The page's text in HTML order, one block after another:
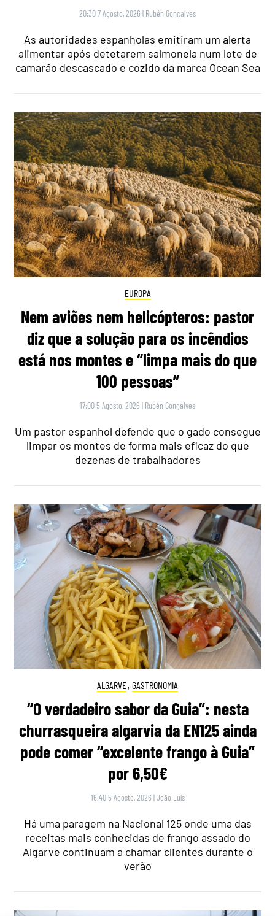
20:30 7 Agosto, 2026 | Rubén Gonçalves
As autoridades espanholas emitiram um alerta
alimentar após detetarem salmonela num lote de
camarão descascado e cozido da marca Ocean Sea
EUROPA
Nem aviões nem helicópteros: pastor
diz que a solução para os incêndios
está nos montes e “limpa mais do que
100 pessoas”
17:00 5 Agosto, 2026 | Rubén Gonçalves
Um pastor espanhol defende que o gado consegue
limpar os montes de forma mais eficaz do que
dezenas de trabalhadores
ALGARVE, GASTRONOMIA
“O verdadeiro sabor da Guia”: nesta
churrasqueira algarvia da EN125 ainda
pode comer “excelente frango à Guia”
por 6,50€
16:40 5 Agosto, 2026 |João Luís
Há uma paragem na Nacional 125 onde uma das
receitas mais conhecidas de frango assado do
Algarve continuam a chamar clientes durante o
verão